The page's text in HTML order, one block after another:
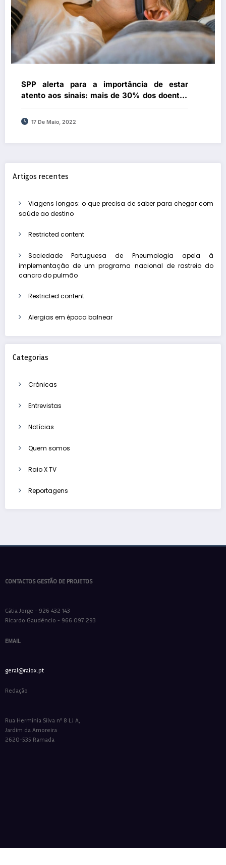
SPP alerta para a importância de estar
atento aos sinais: mais de 30% dos doentes
hipertensos têm síndrome de apneia
obstrutiva do sono
17 De Maio, 2022
Artigos recentes
Viagens longas: o que precisa de saber para chegar com
saúde ao destino
Restricted content
Sociedade Portuguesa de Pneumologia apela à
implementação de um programa nacional de rastreio do
cancro do pulmão
Restricted content
Alergias em época balnear
Categorias
Crónicas
Entrevistas
Notícias
Quem somos
Raio X TV
Reportagens
CONTACTOS GESTÃO DE PROJETOS
Cátia Jorge - 926 432 143
Ricardo Gaudêncio - 966 097 293
EMAIL
geral@raiox.pt
Redação
Rua Hermínia Silva nº 8 LJ A,
Jardim da Amoreira
2620-535 Ramada